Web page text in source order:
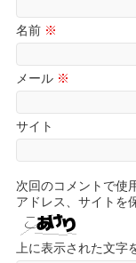
名前 ※
メール ※
サイト
次回のコメントで使
アドレス、サイトを
上に表示された文字